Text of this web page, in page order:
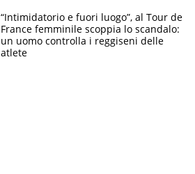
“Intimidatorio e fuori luogo”, al Tour de
France femminile scoppia lo scandalo:
un uomo controlla i reggiseni delle
atlete